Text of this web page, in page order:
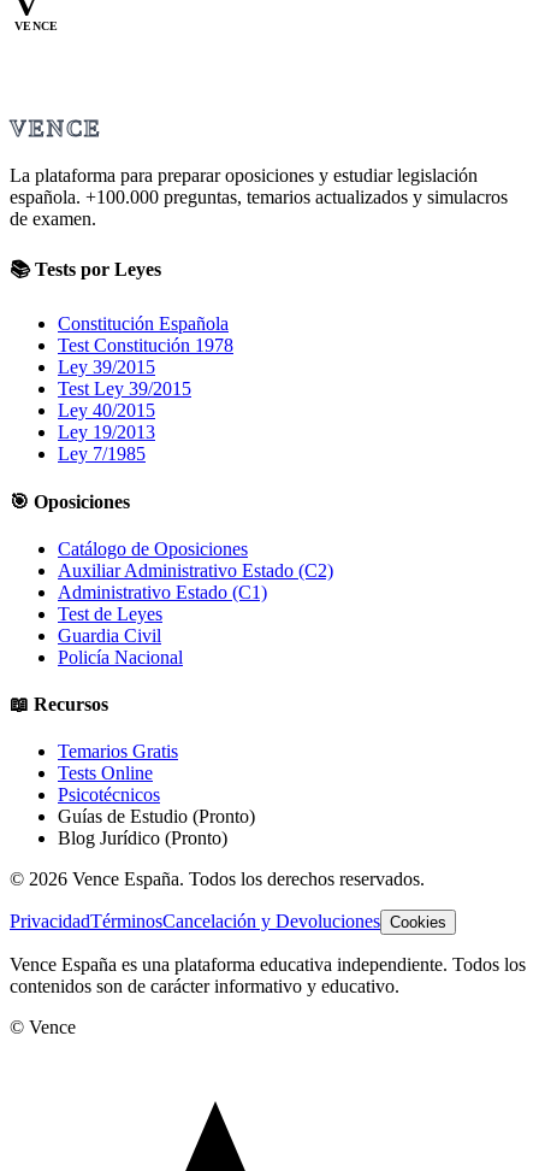
VENCE
VENCE
La plataforma para preparar oposiciones y estudiar legislación
española. +100.000 preguntas, temarios actualizados y simulacros
de examen.
📚 Tests por Leyes
Constitución Española
Test Constitución 1978
Ley 39/2015
Test Ley 39/2015
Ley 40/2015
Ley 19/2013
Ley 7/1985
🎯 Oposiciones
Catálogo de Oposiciones
Auxiliar Administrativo Estado (C2)
Administrativo Estado (C1)
Test de Leyes
Guardia Civil
Policía Nacional
📖 Recursos
Temarios Gratis
Tests Online
Psicotécnicos
Guías de Estudio (Pronto)
Blog Jurídico (Pronto)
© 2026 Vence España. Todos los derechos reservados.
PrivacidadTérminosCancelación y Devoluciones Cookies
Vence España es una plataforma educativa independiente. Todos los
contenidos son de carácter informativo y educativo.
© Vence